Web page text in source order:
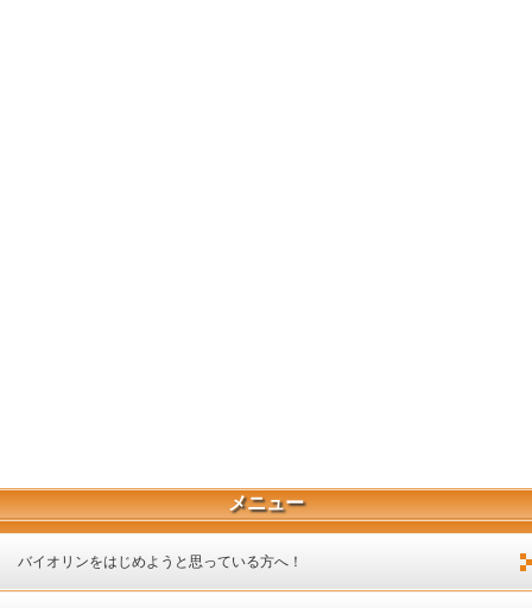
メニュー
バイオリンをはじめようと思っている方へ！